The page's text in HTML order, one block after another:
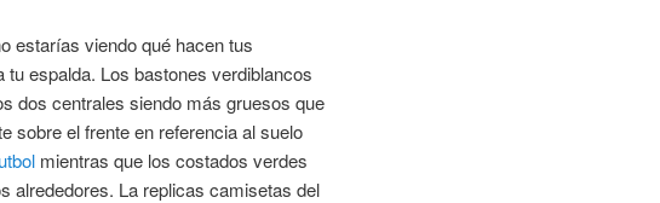
estarías viendo qué hacen tus
espalda. Los bastones verdiblancos
dos centrales siendo más gruesos que
sobre el frente en referencia al suelo
mientras que los costados verdes
alrededores. La replicas camisetas del